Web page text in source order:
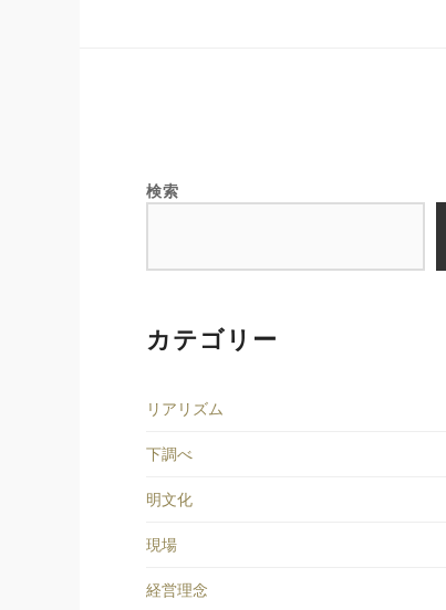
検索
カテゴリー
リアリズム
下調べ
明文化
現場
経営理念